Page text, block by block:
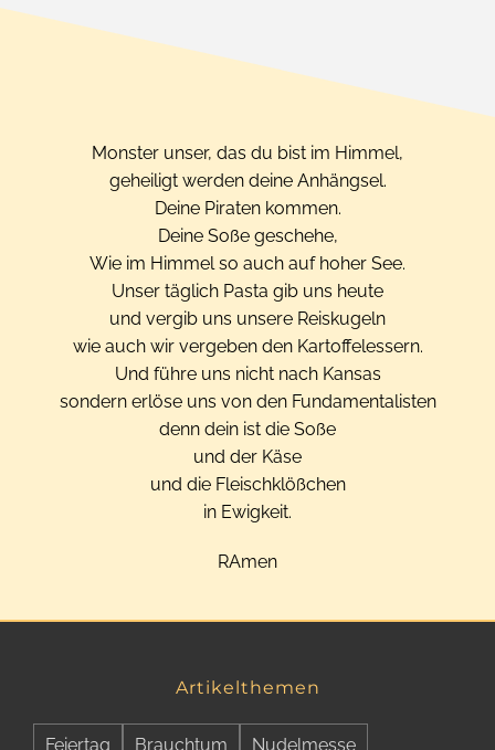
Monster unser, das du bist im Himmel,
geheiligt werden deine Anhängsel.
Deine Piraten kommen.
Deine Soße geschehe,
Wie im Himmel so auch auf hoher See.
Unser täglich Pasta gib uns heute
und vergib uns unsere Reiskugeln
wie auch wir vergeben den Kartoffelessern.
Und führe uns nicht nach Kansas
sondern erlöse uns von den Fundamentalisten
denn dein ist die Soße
und der Käse
und die Fleischklößchen
in Ewigkeit.
RAmen
Artikelthemen
Feiertag Brauchtum Nudelmesse